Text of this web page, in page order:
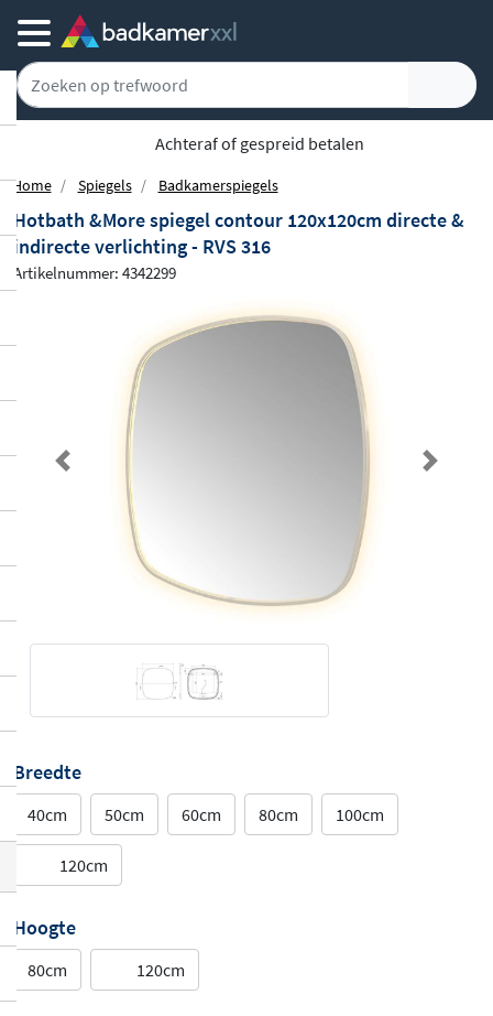
Achteraf of gespreid betalen
Home Spiegels Badkamerspiegels
Hotbath &More spiegel contour 120x120cm directe &
indirecte verlichting - RVS 316
Artikelnummer: 4342299
Previous Next
Breedte
40cm 50cm 60cm 80cm 100cm
120cm
Hoogte
80cm 120cm